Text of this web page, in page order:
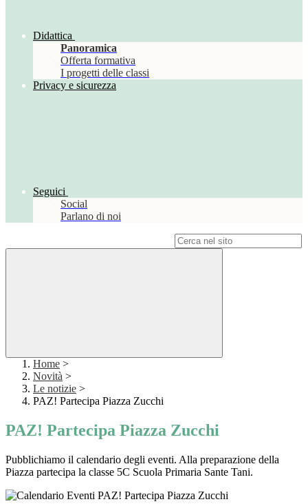
Didattica
Panoramica
Offerta formativa
I progetti delle classi
Privacy e sicurezza
Seguici
Social
Parlano di noi
Home >
Novità >
Le notizie >
PAZ! Partecipa Piazza Zucchi
PAZ! Partecipa Piazza Zucchi
Pubblichiamo il calendario degli eventi. Alla preparazione della
Piazza partecipa la classe 5C Scuola Primaria Sante Tani.